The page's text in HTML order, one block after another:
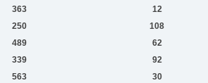
363 12
250 108
489 62
339 92
563 30